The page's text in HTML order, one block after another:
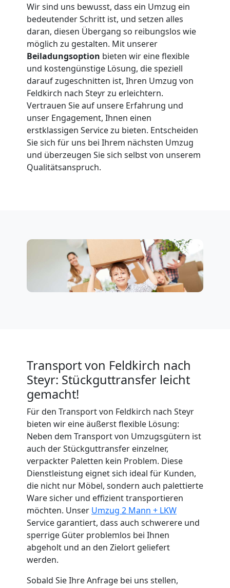
Wir sind uns bewusst, dass ein Umzug ein
bedeutender Schritt ist, und setzen alles
daran, diesen Übergang so reibungslos wie
möglich zu gestalten. Mit unserer
Beiladungsoption bieten wir eine flexible
und kostengünstige Lösung, die speziell
darauf zugeschnitten ist, Ihren Umzug von
Feldkirch nach Steyr zu erleichtern.
Vertrauen Sie auf unsere Erfahrung und
unser Engagement, Ihnen einen
erstklassigen Service zu bieten. Entscheiden
Sie sich für uns bei Ihrem nächsten Umzug
und überzeugen Sie sich selbst von unserem
Qualitätsanspruch.
Transport von Feldkirch nach
Steyr: Stückguttransfer leicht
gemacht!
Für den Transport von Feldkirch nach Steyr
bieten wir eine äußerst flexible Lösung:
Neben dem Transport von Umzugsgütern ist
auch der Stückguttransfer einzelner,
verpackter Paletten kein Problem. Diese
Dienstleistung eignet sich ideal für Kunden,
die nicht nur Möbel, sondern auch palettierte
Ware sicher und effizient transportieren
möchten. Unser Umzug 2 Mann + LKW
Service garantiert, dass auch schwerere und
sperrige Güter problemlos bei Ihnen
abgeholt und an den Zielort geliefert
werden.
Sobald Sie Ihre Anfrage bei uns stellen,
Umzug
für
Senioren
Feldkirch
Fernumzug
Feldkirch
Büroumzug
Feldkirch
Tragehilfe
Feldkirch
Kleiner
Umzug
Feldkirch
Küchenumzug